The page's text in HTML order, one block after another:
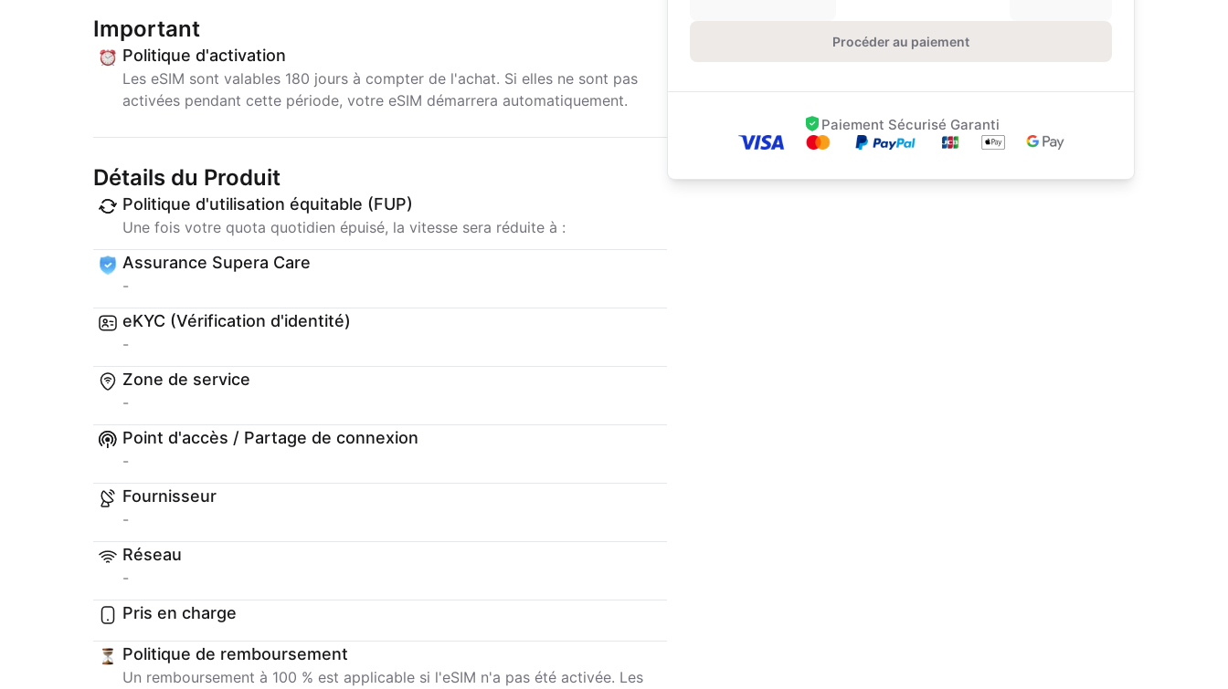
Important
Politique d'activation
Les eSIM sont valables 180 jours à compter de l'achat. Si elles ne sont pas
activées pendant cette période, votre eSIM démarrera automatiquement.
Détails du Produit
Politique d'utilisation équitable (FUP)
Une fois votre quota quotidien épuisé, la vitesse sera réduite à :
Assurance Supera Care
-
eKYC (Vérification d'identité)
-
Zone de service
-
Point d'accès / Partage de connexion
-
Fournisseur
-
Réseau
-
Pris en charge
Politique de remboursement
Un remboursement à 100 % est applicable si l'eSIM n'a pas été activée. Les
Procéder au paiement
Paiement Sécurisé Garanti